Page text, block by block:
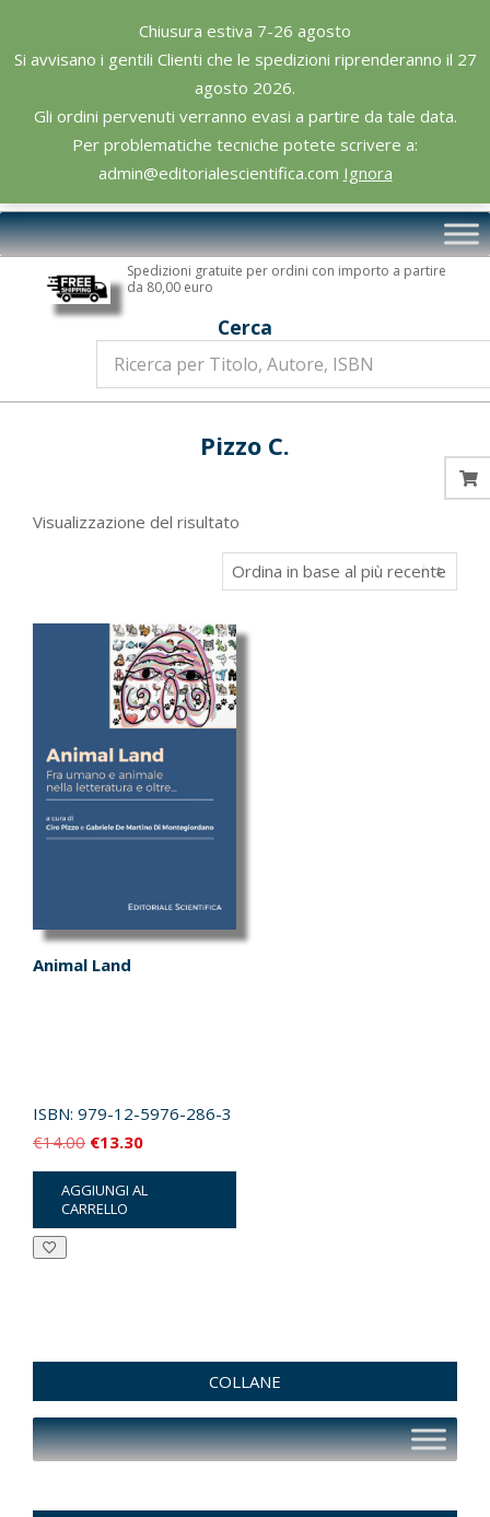
Chiusura estiva 7-26 agosto
Si avvisano i gentili Clienti che le spedizioni riprenderanno il 27
agosto 2026.
Gli ordini pervenuti verranno evasi a partire da tale data.
Per problematiche tecniche potete scrivere a:
admin@editorialescientifica.com Ignora
content
Editoriale
Scientifica
Primary
Navigation
Spedizioni gratuite per ordini con importo a partire
da 80,00 euro
Cerca
Pizzo C.
Visualizzazione del risultato
Animal Land
ISBN: 979-12-5976-286-3
€14.00 Il
prezzo
originale
era:
€13.30Il
prezzo
attuale
è:
AGGIUNGI AL
CARRELLO
COLLANE